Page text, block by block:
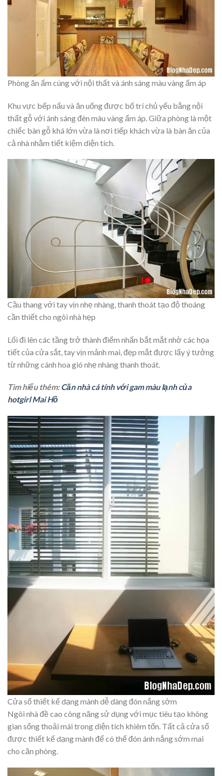
Phòng ăn ấm cúng với nội thất và ánh sáng màu vàng ấm áp
Khu vực bếp nấu và ăn uống được bố trí chủ yếu bằng nội
thất gỗ với ánh sáng đèn màu vàng ấm áp. Giữa phòng là một
chiếc bàn gỗ khá lớn vừa là nơi tiếp khách vừa là bàn ăn của
cả nhà nhằm tiết kiệm diện tích.
Cầu thang với tay vịn nhẹ nhàng, thanh thoát tạo độ thoáng
cần thiết cho ngôi nhà hẹp
Lối đi lên các tầng trở thành điểm nhấn bắt mắt nhờ các họa
tiết của cửa sắt, tay vịn mảnh mai, đẹp mắt được lấy ý tưởng
từ những cánh hoa gió nhẹ nhàng thanh thoát.
Tìm hiểu thêm:Căn nhà cá tính với gam màu lạnh của
hotgirl Mai Hồ
Cửa sổ thiết kế dạng mành dễ dàng đón nắng sớm
Ngôi nhà đề cao công năng sử dụng với mục tiêu tạo không
gian sống thoải mái trong diện tích khiêm tốn. Tất cả cửa sổ
được thiết kế dạng mành để có thể đón ánh nắng sớm mai
cho căn phòng.